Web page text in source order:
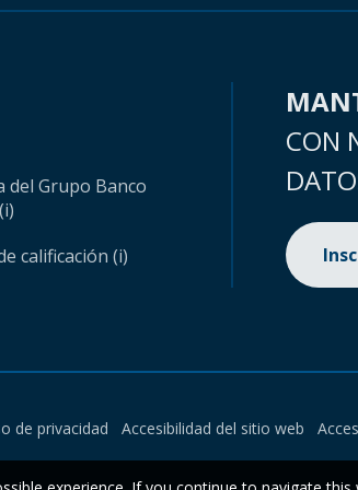
del Grupo Banco
calificación (i)
CON
de privacidad Accesibilidad del sitio web